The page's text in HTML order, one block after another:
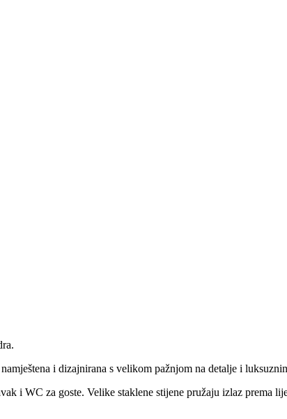
i dizajnirana s velikom pažnjom na detalje i
i WC za goste. Velike staklene stijene pružaju izlaz prema